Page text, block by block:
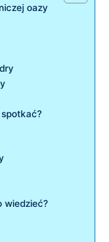
oazy
wiedzieć?